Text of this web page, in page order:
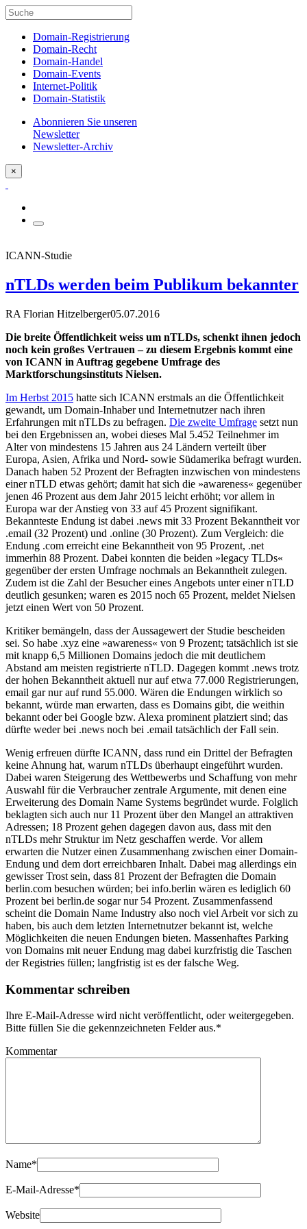
Domain-Registrierung
Domain-Recht
Domain-Handel
Domain-Events
Internet-Politik
Domain-Statistik
Abonnieren Sie unseren
Newsletter
Newsletter-Archiv
×
ICANN-Studie
nTLDs werden beim Publikum bekannter
RA Florian Hitzelberger05.07.2016
Die breite Öffentlichkeit weiss um nTLDs, schenkt ihnen jedoch
noch kein großes Vertrauen – zu diesem Ergebnis kommt eine
von ICANN in Auftrag gegebene Umfrage des
Marktforschungsinstituts Nielsen.
Im Herbst 2015 hatte sich ICANN erstmals an die Öffentlichkeit
gewandt, um Domain-Inhaber und Internetnutzer nach ihren
Erfahrungen mit nTLDs zu befragen. Die zweite Umfrage setzt nun
bei den Ergebnissen an, wobei dieses Mal 5.452 Teilnehmer im
Alter von mindestens 15 Jahren aus 24 Ländern verteilt über
Europa, Asien, Afrika und Nord- sowie Südamerika befragt wurden.
Danach haben 52 Prozent der Befragten inzwischen von mindestens
einer nTLD etwas gehört; damit hat sich die »awareness« gegenüber
jenen 46 Prozent aus dem Jahr 2015 leicht erhöht; vor allem in
Europa war der Anstieg von 33 auf 45 Prozent signifikant.
Bekannteste Endung ist dabei .news mit 33 Prozent Bekanntheit vor
.email (32 Prozent) und .online (30 Prozent). Zum Vergleich: die
Endung .com erreicht eine Bekanntheit von 95 Prozent, .net
immerhin 88 Prozent. Dabei konnten die beiden »legacy TLDs«
gegenüber der ersten Umfrage nochmals an Bekanntheit zulegen.
Zudem ist die Zahl der Besucher eines Angebots unter einer nTLD
deutlich gesunken; waren es 2015 noch 65 Prozent, meldet Nielsen
jetzt einen Wert von 50 Prozent.
Kritiker bemängeln, dass der Aussagewert der Studie bescheiden
sei. So habe .xyz eine »awareness« von 9 Prozent; tatsächlich ist sie
mit knapp 6,5 Millionen Domains jedoch die mit deutlichem
Abstand am meisten registrierte nTLD. Dagegen kommt .news trotz
der hohen Bekanntheit aktuell nur auf etwa 77.000 Registrierungen,
email gar nur auf rund 55.000. Wären die Endungen wirklich so
bekannt, würde man erwarten, dass es Domains gibt, die weithin
bekannt oder bei Google bzw. Alexa prominent platziert sind; das
dürfte weder bei .news noch bei .email tatsächlich der Fall sein.
Wenig erfreuen dürfte ICANN, dass rund ein Drittel der Befragten
keine Ahnung hat, warum nTLDs überhaupt eingeführt wurden.
Dabei waren Steigerung des Wettbewerbs und Schaffung von mehr
Auswahl für die Verbraucher zentrale Argumente, mit denen eine
Erweiterung des Domain Name Systems begründet wurde. Folglich
beklagten sich auch nur 11 Prozent über den Mangel an attraktiven
Adressen; 18 Prozent gehen dagegen davon aus, dass mit den
nTLDs mehr Struktur im Netz geschaffen werde. Vor allem
erwarten die Nutzer einen Zusammenhang zwischen einer Domain-
Endung und dem dort erreichbaren Inhalt. Dabei mag allerdings ein
gewisser Trost sein, dass 81 Prozent der Befragten die Domain
berlin.com besuchen würden; bei info.berlin wären es lediglich 60
Prozent bei berlin.de sogar nur 54 Prozent. Zusammenfassend
scheint die Domain Name Industry also noch viel Arbeit vor sich zu
haben, bis auch dem letzten Internetnutzer bekannt ist, welche
Möglichkeiten die neuen Endungen bieten. Massenhaftes Parking
von Domains mit neuer Endung mag dabei kurzfristig die Taschen
der Registries füllen; langfristig ist es der falsche Weg.
Kommentar schreiben
Ihre E-Mail-Adresse wird nicht veröffentlicht, oder weitergegeben.
Bitte füllen Sie die gekennzeichneten Felder aus.*
Kommentar
Name*
E-Mail-Adresse*
Website